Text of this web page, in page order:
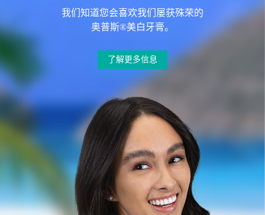
我们知道您会喜欢我们屡获殊荣的
奥普斯®美白牙膏。
了解更多信息